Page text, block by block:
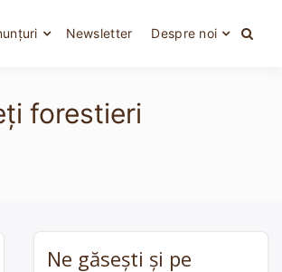
Newsletter Despre noi
forestieri
Ne găsești și pe